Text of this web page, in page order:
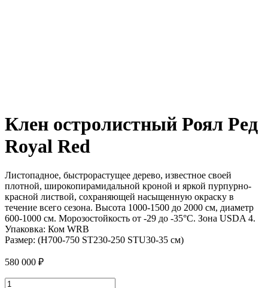
Клен остролистный Роял Ред
Royal Red
Листопадное, быстрорастущее дерево, известное своей
плотной, широкопирамидальной кроной и яркой пурпурно-
красной листвой, сохраняющей насыщенную окраску в
течение всего сезона. Высота 1000-1500 до 2000 см, диаметр
600-1000 см. Морозостойкость от -29 до -35°C. Зона USDA 4.
Упаковка: Ком WRB
Размер: (H700-750 ST230-250 STU30-35 см)
580 000 ₽
Количество